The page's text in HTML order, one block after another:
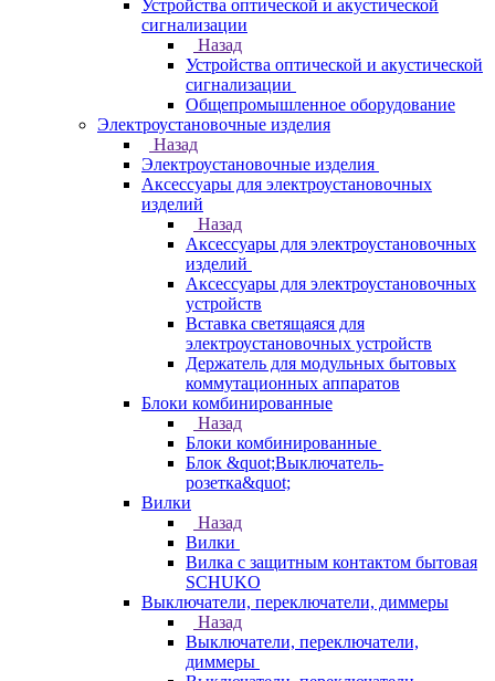
Устройства оптической и акустической
сигнализации
Назад
Устройства оптической и акустической
сигнализации
Общепромышленное оборудование
Электроустановочные изделия
Назад
Электроустановочные изделия
Аксессуары для электроустановочных
изделий
Назад
Аксессуары для электроустановочных
изделий
Аксессуары для электроустановочных
устройств
Вставка светящаяся для
электроустановочных устройств
Держатель для модульных бытовых
коммутационных аппаратов
Блоки комбинированные
Назад
Блоки комбинированные
Блок &quot;Выключатель-
розетка&quot;
Вилки
Назад
Вилки
Вилка с защитным контактом бытовая
SCHUKO
Выключатели, переключатели, диммеры
Назад
Выключатели, переключатели,
диммеры